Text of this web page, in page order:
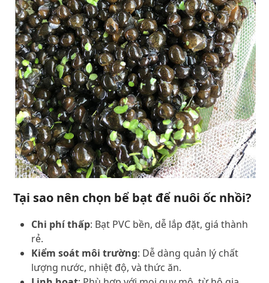
Tại sao nên chọn bể bạt để nuôi ốc nhồi?
Chi phí thấp: Bạt PVC bền, dễ lắp đặt, giá thành
rẻ.
Kiểm soát môi trường: Dễ dàng quản lý chất
lượng nước, nhiệt độ, và thức ăn.